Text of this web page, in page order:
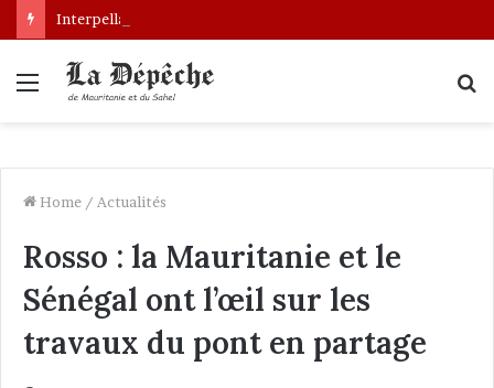
Menu
Home / Actualités
Rosso : la Mauritanie et le
Sénégal ont l’œil sur les
travaux du pont en partage